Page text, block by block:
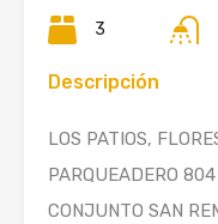
3
Descripción
LOS PATIOS,
PARQUEADERO
CONJUNTO SAN